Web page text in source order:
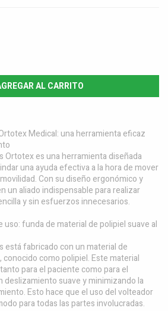
AL CARRITO
Medical: una herramienta eficaz
Ortotex es una herramienta diseñada
una ayuda efectiva a la hora de mover
Con su diseño ergonómico y
un aliado indispensable para realizar
y sin esfuerzos innecesarios.
uso: funda de material de polipiel suave al
está fabricado con un material de
como polipiel. Este material
para el paciente como para el
deslizamiento suave y minimizando la
Esto hace que el uso del volteador
para todas las partes involucradas.